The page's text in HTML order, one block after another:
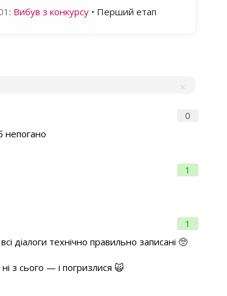
: Вибув з конкурсу• Перший етап
0
непогано
1
1
діалоги технічно правильно записані 🥺
з сього — і погризлися 🙀